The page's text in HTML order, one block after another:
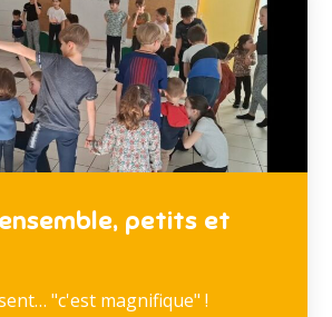
petits et
"c'est magnifique" !